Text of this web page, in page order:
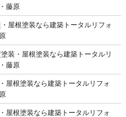
藤原
屋根塗装なら建築トータルリフォ
装・屋根塗装なら建築トータルリ
藤原
屋根塗装なら建築トータルリフォ
屋根塗装なら建築トータルリフォ